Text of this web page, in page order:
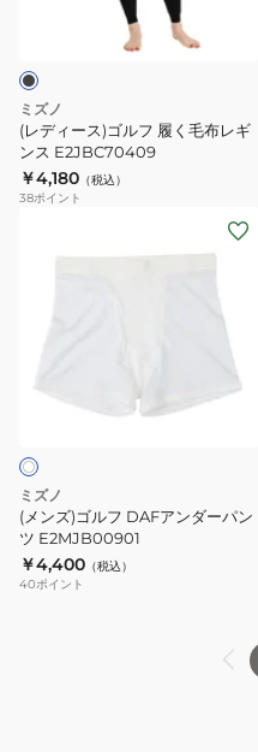
履
く
毛
布
レ
ミズノ
(レディース)ゴルフ 履く毛布レギ
ンス E2JBC70409
￥4,180 （税込）
38ポイント
ラ
ッ
DAF
ン
ダ
ー
パ
ン
ミズノ
(メンズ)ゴルフ DAFアンダーパン
ツ E2MJB00901
￥4,400 （税込）
40ポイント